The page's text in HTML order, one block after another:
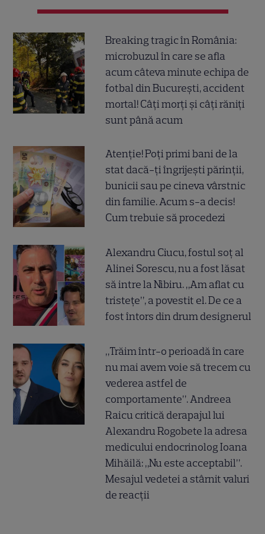
Breaking tragic în România:
microbuzul în care se afla
acum câteva minute echipa de
fotbal din București, accident
mortal! Câți morți și câți răniți
sunt până acum
Atenție! Poți primi bani de la
stat dacă-ți îngrijești părinții,
bunicii sau pe cineva vârstnic
din familie. Acum s-a decis!
Cum trebuie să procedezi
Alexandru Ciucu, fostul soț al
Alinei Sorescu, nu a fost lăsat
să intre la Nibiru. „Am aflat cu
tristețe”, a povestit el. De ce a
fost întors din drum designerul
„Trăim într-o perioadă în care
nu mai avem voie să trecem cu
vederea astfel de
comportamente”. Andreea
Raicu critică derapajul lui
Alexandru Rogobete la adresa
medicului endocrinolog Ioana
Mihăilă: „Nu este acceptabil”.
Mesajul vedetei a stârnit valuri
de reacții